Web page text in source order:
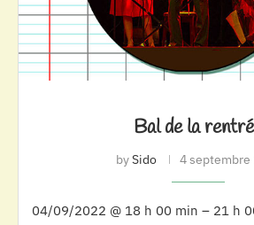
Bal de la
bySido 4 septembre
04/09/2022 @ 18 h 00 min – 21 h